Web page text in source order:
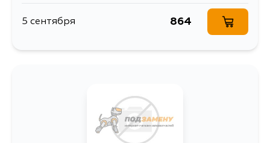
5 сентября 864